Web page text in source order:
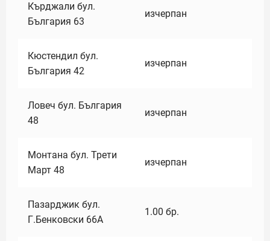
Кърджали бул.
България 63
изчерпан
Кюстендил бул.
България 42
изчерпан
Ловеч бул. България
48
изчерпан
Монтана бул. Трети
Март 48
изчерпан
Пазарджик бул.
Г.Бенковски 66А
1.00 бр.